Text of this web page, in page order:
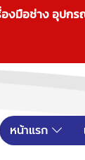
งมือช่าง อุป
หน้าแรก